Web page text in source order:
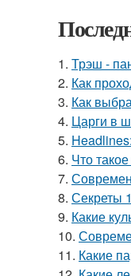
1. Трэш -
2. Как
3. Как
4. Царги в
5. Headlines:
6. Что
7.
8. Секреты
9. Какие
10.
11. Какие